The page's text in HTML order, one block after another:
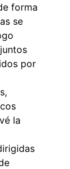
forma
se
por
la